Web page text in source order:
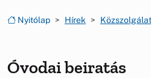
Nyitólap Hírek
Óvodai beiratás